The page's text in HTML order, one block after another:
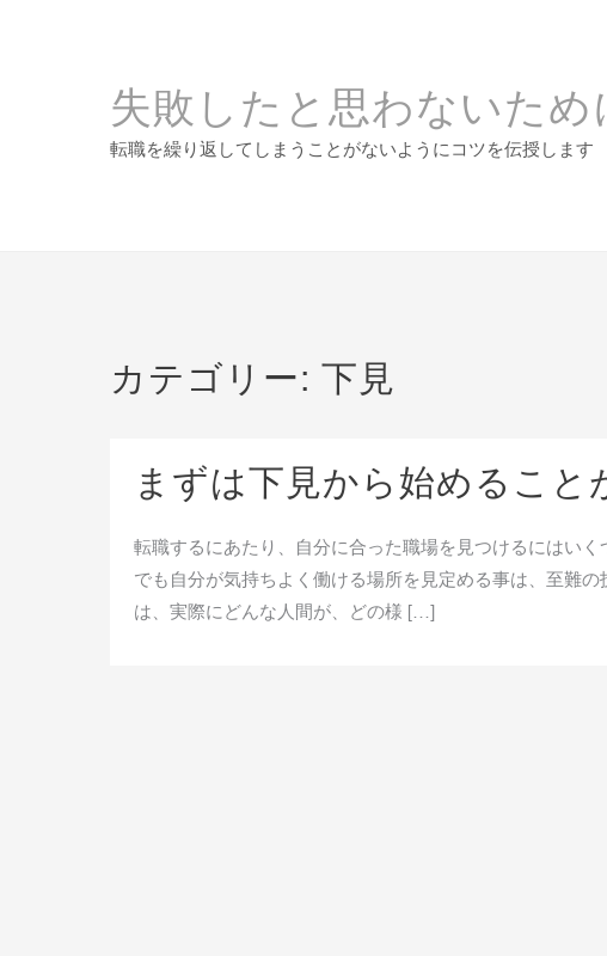
失敗したと思わないため
転職を繰り返してしまうことがないようにコツを伝授します
カテゴリー: 下見
まずは下見から始めること
転職するにあたり、自分に合った職場を見つけるにはい
でも自分が気持ちよく働ける場所を見定める事は、至難
は、実際にどんな人間が、どの様 […]